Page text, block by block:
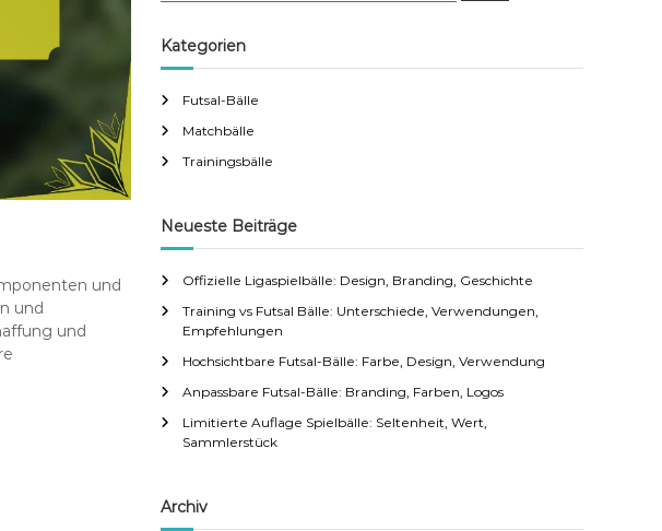
und
und
und
r
c
f
o
r
Kategorien
Futsal-Bälle
Matchbälle
Trainingsbälle
Neueste Beiträge
Offizielle Ligaspielbälle: Design, Branding, Geschichte
Training vs Futsal Bälle: Unterschiede, Verwendungen,
Empfehlungen
Hochsichtbare Futsal-Bälle: Farbe, Design, Verwendung
Anpassbare Futsal-Bälle: Branding, Farben, Logos
Limitierte Auflage Spielbälle: Seltenheit, Wert,
Sammlerstück
Archiv